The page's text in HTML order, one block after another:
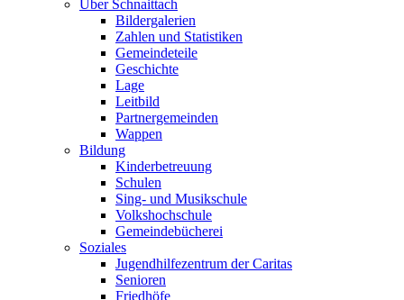
Über Schnaittach
Bildergalerien
Zahlen und Statistiken
Gemeindeteile
Geschichte
Lage
Leitbild
Partnergemeinden
Wappen
Bildung
Kinderbetreuung
Schulen
Sing- und Musikschule
Volkshochschule
Gemeindebücherei
Soziales
Jugendhilfezentrum der Caritas
Senioren
Friedhöfe